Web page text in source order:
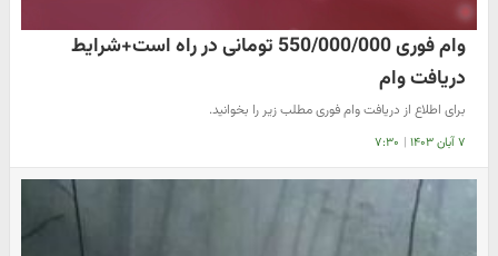
وام فوری 550/000/000 تومانی در راه است+شرایط
دریافت وام
برای اطلاع از دریافت وام فوری مطلب زیر را بخوانید.
۷ آبان ۱۴۰۳ | ۷:۳۰